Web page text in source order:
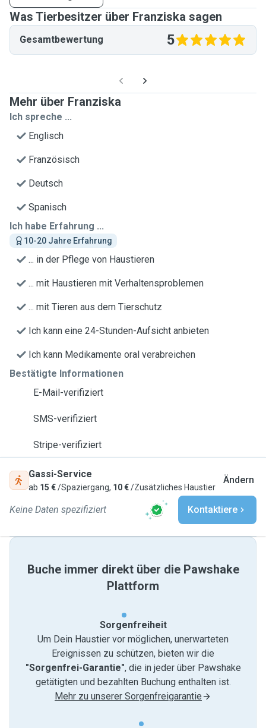
Was Tierbesitzer über Franziska sagen
Gesamtbewertung 5
Mehr über Franziska
Ich spreche ...
Englisch
Französisch
Deutsch
Spanisch
Ich habe Erfahrung ...
10-20 Jahre Erfahrung
... in der Pflege von Haustieren
... mit Haustieren mit Verhaltensproblemen
... mit Tieren aus dem Tierschutz
Ich kann eine 24-Stunden-Aufsicht anbieten
Ich kann Medikamente oral verabreichen
Bestätigte Informationen
E-Mail-verifiziert
SMS-verifiziert
Stripe-verifiziert
Gassi-Service
ab 15 €/Spaziergang, 10 €/Zusätzliches Haustier
Ändern
Keine Daten spezifiziert Kontaktiere
Buche immer direkt über die Pawshake
Plattform
Sorgenfreiheit
Um Dein Haustier vor möglichen, unerwarteten
Ereignissen zu schützen, bieten wir die
"Sorgenfrei-Garantie", die in jeder über Pawshake
getätigten und bezahlten Buchung enthalten ist.
Mehr zu unserer Sorgenfreigarantie